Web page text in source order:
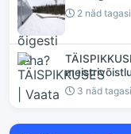
2 näd tagasi
3 näd tagasi